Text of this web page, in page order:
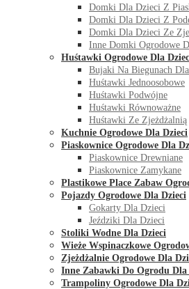
Domki Dla Dzieci Z
Domki Dla Dzieci Z
Domki Dla Dzieci Ze
Inne Domki Ogrodowe
Huśtawki Ogrodowe Dla
Bujaki Na Biegunach
Huśtawki Jednoosobowe
Huśtawki Podwójne
Huśtawki Równoważne
Huśtawki Ze Zjeżdżalnią
Kuchnie Ogrodowe Dla Dzieci
Piaskownice Ogrodowe Dla
Piaskownice Drewniane
Piaskownice Zamykane
Plastikowe Place Zabaw
Pojazdy Ogrodowe Dla Dzieci
Gokarty Dla Dzieci
Jeździki Dla Dzieci
Stoliki Wodne Dla Dzieci
Wieże Wspinaczkowe
Zjeżdżalnie Ogrodowe Dla
Inne Zabawki Do Ogrodu Dla
Trampoliny Ogrodowe Dla